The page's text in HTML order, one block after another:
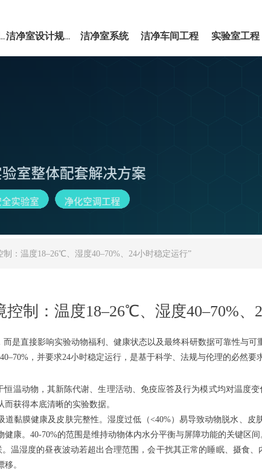
工程服务 洁净室设计规范 洁净室系统 洁净车间工程 实验室工程
制：温度18–26℃、湿度40–70%、
而是直接影响实验动物福利、健康状态以及最终科研数据可靠性与
，并要求24小时稳定运行，是基于科学、法规与伦理的必然要
温动物，其新陈代谢、生理活动、免疫应答及行为模式均对温度
获得本底清晰的实验数据。
道黏膜健康及皮肤完整性。湿度过低（<40%）易导致动物脱水、皮
康。40-70%的范围是维持动物体内水分平衡与屏障功能的关键区间
温湿度的昼夜波动若超出合理范围，会干扰其正常的睡眠、摄食
。
：温度18–26℃、湿度40–70%、24小时稳定运行”